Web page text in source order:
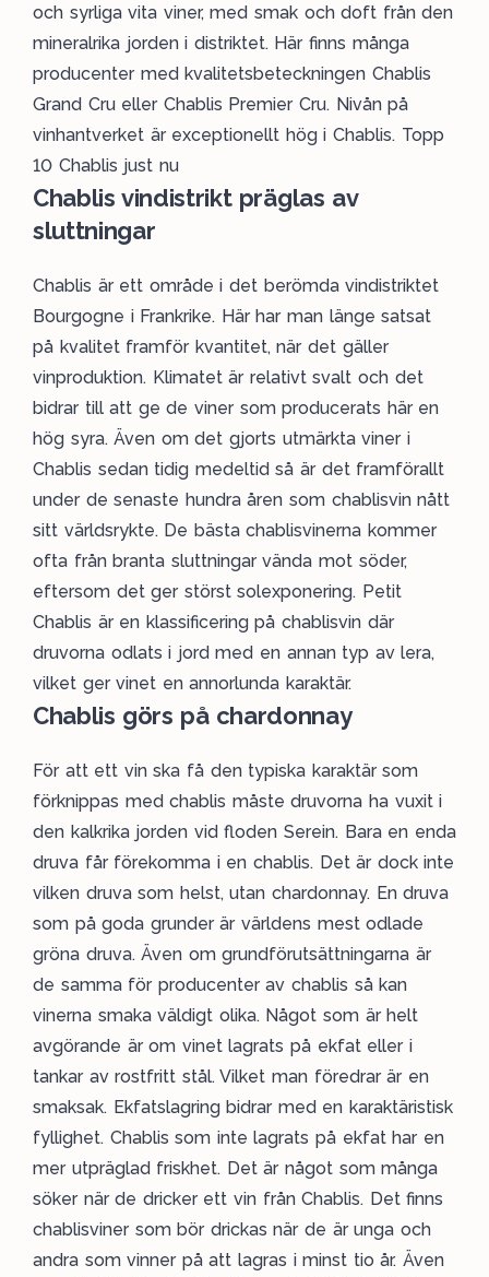
och syrliga vita viner, med smak och doft från den
mineralrika jorden i distriktet. Här finns många
producenter med kvalitetsbeteckningen Chablis
Grand Cru eller Chablis Premier Cru. Nivån på
vinhantverket är exceptionellt hög i Chablis. Topp
10 Chablis just nu
Chablis vindistrikt präglas av
sluttningar
Chablis är ett område i det berömda vindistriktet
Bourgogne i Frankrike. Här har man länge satsat
på kvalitet framför kvantitet, när det gäller
vinproduktion. Klimatet är relativt svalt och det
bidrar till att ge de viner som producerats här en
hög syra. Även om det gjorts utmärkta viner i
Chablis sedan tidig medeltid så är det framförallt
under de senaste hundra åren som chablisvin nått
sitt världsrykte. De bästa chablisvinerna kommer
ofta från branta sluttningar vända mot söder,
eftersom det ger störst solexponering. Petit
Chablis är en klassificering på chablisvin där
druvorna odlats i jord med en annan typ av lera,
vilket ger vinet en annorlunda karaktär.
Chablis görs på chardonnay
För att ett vin ska få den typiska karaktär som
förknippas med chablis måste druvorna ha vuxit i
den kalkrika jorden vid floden Serein. Bara en enda
druva får förekomma i en chablis. Det är dock inte
vilken druva som helst, utan chardonnay. En druva
som på goda grunder är världens mest odlade
gröna druva. Även om grundförutsättningarna är
de samma för producenter av chablis så kan
vinerna smaka väldigt olika. Något som är helt
avgörande är om vinet lagrats på ekfat eller i
tankar av rostfritt stål. Vilket man föredrar är en
smaksak. Ekfatslagring bidrar med en karaktäristisk
fyllighet. Chablis som inte lagrats på ekfat har en
mer utpräglad friskhet. Det är något som många
söker när de dricker ett vin från Chablis. Det finns
chablisviner som bör drickas när de är unga och
andra som vinner på att lagras i minst tio år. Även